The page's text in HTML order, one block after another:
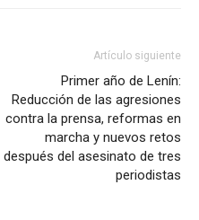
Artículo siguiente
Primer año de Lenín:
Reducción de las agresiones
contra la prensa, reformas en
marcha y nuevos retos
después del asesinato de tres
periodistas